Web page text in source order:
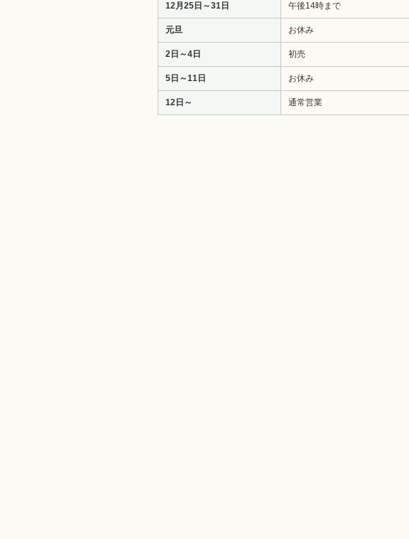
12月25日～31日 午後14時まで
元旦 お休み
2日～4日 初売
5日～11日 お休み
12日～ 通常営業